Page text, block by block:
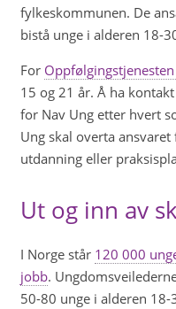
fylkeskommunen. De
bistå unge i alderen 18-
For Oppfølgingstjenesten
15 og 21 år. Å ha
for Nav Ung etter hvert
Ung skal overta
utdanning eller
Ut og inn av
I Norge står 120 000
jobb.
50-80 unge i alderen